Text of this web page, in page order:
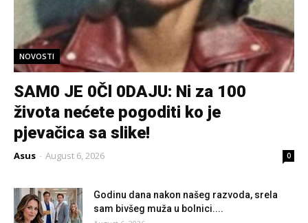
NOVOSTI
SAM0 JE 0Čl 0DAJU: Ni za 100
života nećete pogoditi ko je
pjevačica sa slike!
Asus - August 6, 2026 0
Godinu dana nakon našeg razvoda, srela
sam bivšeg muža u bolnici....